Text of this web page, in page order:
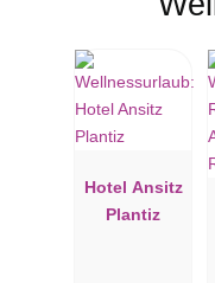
Hotel Ansitz
Plantiz